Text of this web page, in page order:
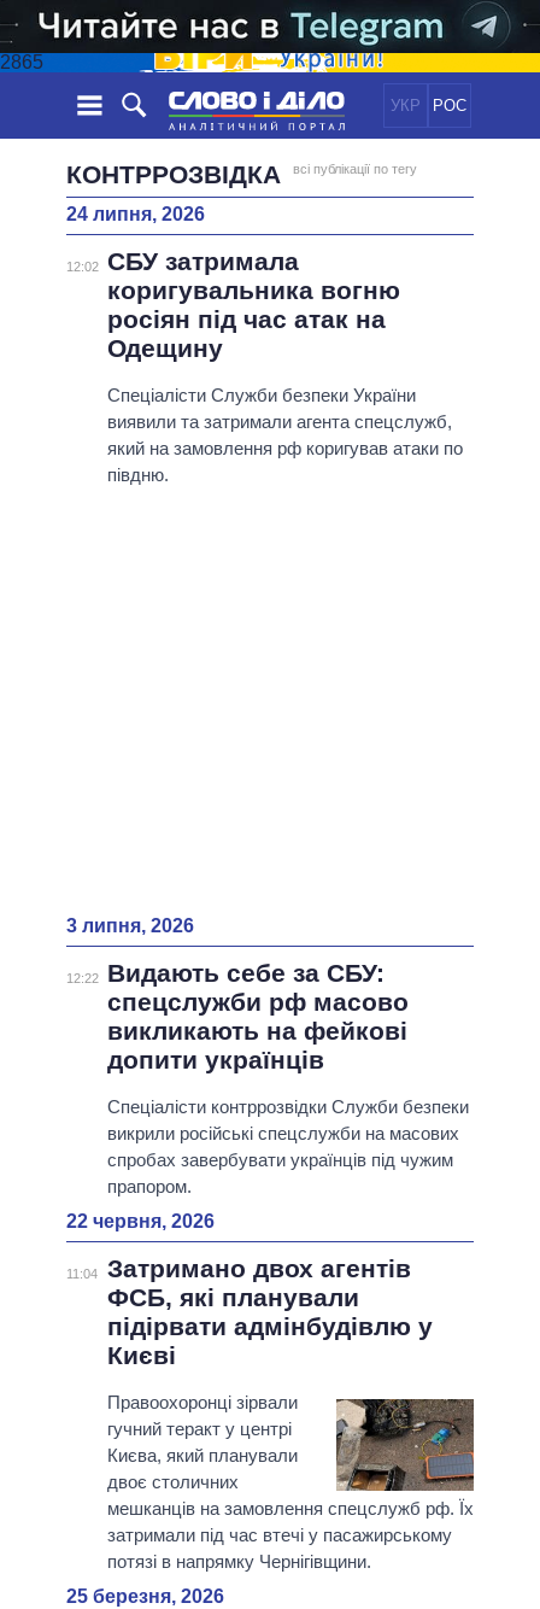
2865
УКР РОС
НОВИНИ
СТРІЧКА
ПОДІЇ
СТАТТІ
ДУМКИ
ОГЛЯДИ
ДАЙДЖЕСТИ
ЕКОНОМІКА
СУСПІЛЬСТВО
СВІТ
ПОЛIТИКИ
УСІ ПОЛІТИКИ
ПРЕЗИДЕНТ І ОФІС
ВЕРХОВНА РАДА
КАБІНЕТ МІНІСТРІВ
ГОЛОВИ ОБЛАДМІНІСТРАЦІЙ
ІНФОГРАФІКА
ВІДЕО
ПІДТРИМАТИ
КОНТРРОЗВІДКА всі публікації по тегу
24 липня, 2026
12:02 СБУ затримала
коригувальника вогню
росіян під час атак на
Одещину
Спеціалісти Служби безпеки України
виявили та затримали агента спецслужб,
який на замовлення рф коригував атаки по
півдню.
3 липня, 2026
12:22
Видають себе за СБУ:
спецслужби рф масово
викликають на фейкові
допити українців
Спеціалісти контррозвідки Служби безпеки
викрили російські спецслужби на масових
спробах завербувати українців під чужим
прапором.
22 червня, 2026
11:04
Затримано двох агентів
ФСБ, які планували
підірвати адмінбудівлю у
Києві
Правоохоронці зірвали
гучний теракт у центрі
Києва, який планували
двоє столичних
мешканців на замовлення спецслужб рф. Їх
затримали під час втечі у пасажирському
потязі в напрямку Чернігівщини.
25 березня, 2026